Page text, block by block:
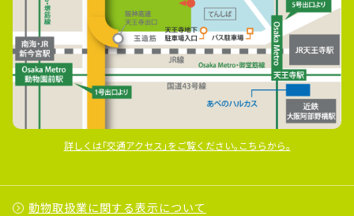
詳しくは｢交通アクセス｣をご覧ください｡こちらから｡
動物取扱業に関する表示について